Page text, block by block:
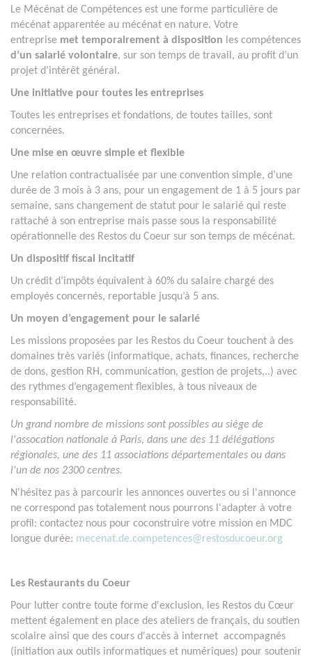
Le Mécénat de Compétences est une forme particulière de
mécénat apparentée au mécénat en nature. Votre
entreprise met temporairement à disposition les compétences
d’un salarié volontaire, sur son temps de travail, au profit d’un
projet d’intérêt général.
Une initiative pour toutes les entreprises
Toutes les entreprises et fondations, de toutes tailles, sont
concernées.
Une mise en œuvre simple et flexible
Une relation contractualisée par une convention simple, d’une
durée de 3 mois à 3 ans, pour un engagement de 1 à 5 jours par
semaine, sans changement de statut pour le salarié qui reste
rattaché à son entreprise mais passe sous la responsabilité
opérationnelle des Restos du Coeur sur son temps de mécénat.
Un dispositif fiscal incitatif
Un crédit d’impôts équivalent à 60% du salaire chargé des
employés concernés, reportable jusqu’à 5 ans.
Un moyen d’engagement pour le salarié
Les missions proposées par les Restos du Coeur touchent à des
domaines très variés (informatique, achats, finances, recherche
de dons, gestion RH, communication, gestion de projets,..) avec
des rythmes d’engagement flexibles, à tous niveaux de
responsabilité.
Un grand nombre de missions sont possibles au siège de
l'assocation nationale à Paris, dans une des 11 délégations
régionales, une des 11 associations départementales ou dans
l'un de nos 2300 centres.
N'hésitez pas à parcourir les annonces ouvertes ou si l'annonce
ne correspond pas totalement nous pourrons l'adapter à votre
profil: contactez nous pour coconstruire votre mission en MDC
longue durée: mecenat.de.competences@restosducoeur.org
Les Restaurants du Coeur
Pour lutter contre toute forme d'exclusion, les Restos du Cœur
mettent également en place des ateliers de français, du soutien
scolaire ainsi que des cours d'accès à internet accompagnés
(initiation aux outils informatiques et numériques) pour soutenir